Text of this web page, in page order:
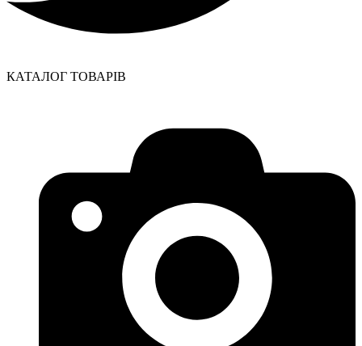
КАТАЛОГ ТОВАРІВ